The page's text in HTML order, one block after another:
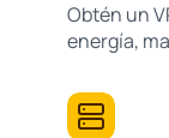
Obtén un
energía,